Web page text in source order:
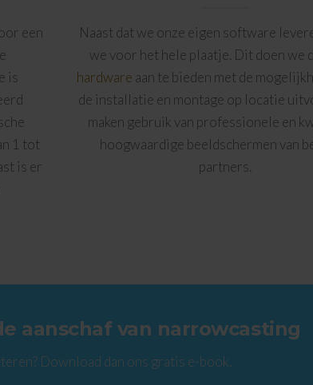
een
is
1 tot
is er
Naast dat we onze eigen software
we voor het hele plaatje. Dit doen we
hardware aan te bieden met de
de installatie en montage op locatie
maken gebruik van professionele en
hoogwaardige beeldschermen van
partners.
aanschaf van narrowcasting
Download dan ons gratis e-book.